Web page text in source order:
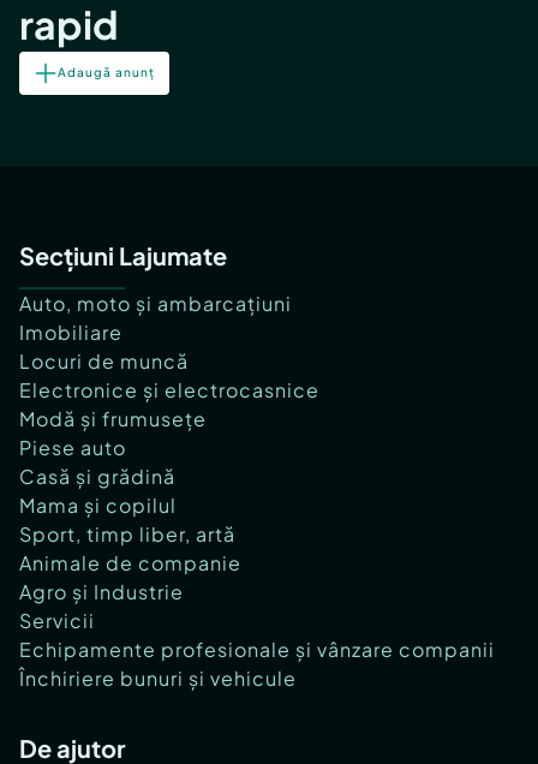
rapid
Adaugă anunț
Secțiuni Lajumate
Auto, moto și ambarcațiuni
Imobiliare
Locuri de muncă
Electronice și electrocasnice
Modă și frumusețe
Piese auto
Casă și grădină
Mama și copilul
Sport, timp liber, artă
Animale de companie
Agro și Industrie
Servicii
Echipamente profesionale și vânzare companii
Închiriere bunuri și vehicule
De ajutor